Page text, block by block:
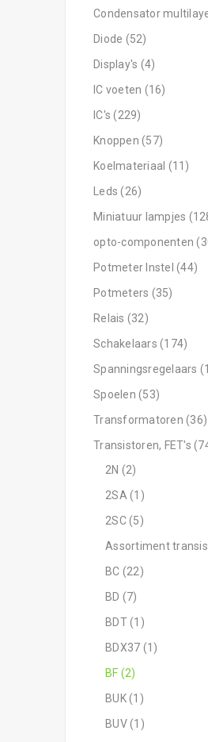
Condensator
Diode (52)
Display's (4)
IC voeten (16)
IC's (229)
Knoppen (57)
Koelmateriaal (11)
Leds (26)
Miniatuur lampjes
opto-componenten
Potmeter Instel (44)
Potmeters (35)
Relais (32)
Schakelaars (174)
Spanningsregelaars
Spoelen (53)
Transformatoren (36)
Transistoren, FET's
2N (2)
2SA (1)
2SC (5)
Assortiment
BC (22)
BD (7)
BDT (1)
BDX37 (1)
BF (2)
BUK (1)
BUV (1)